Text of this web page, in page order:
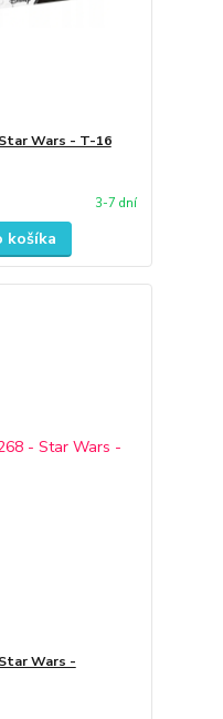
Star Wars - T-16
3-7 dní
košíka
Wars -